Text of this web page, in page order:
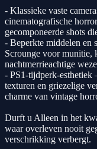
- Klassieke vaste
cinematografische
gecomponeerde shots
- Beperkte middelen en
Scrounge voor munitie,
nachtmerrieachtige
- PS1-tijdperk-esthetiek
texturen en griezelige
charme van vintage
Durft u Alleen in het
waar overleven nooit
verschrikking verbergt.